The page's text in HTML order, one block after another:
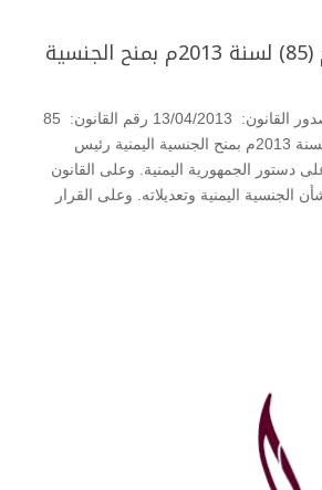
قرار جمهوري رقم (85) لسنة 2013م بمنح الجنسية
التصنيف: أخرى تاريخ صدور القانون: 13/04/2013 رقم القانون: 85
رار جمهوري رقم (85) لسنة 2013م بمنح الجنسية اليمنية رئيس
دستور الجمهورية اليمنية. وعلى القانون
لسنة 1990م بشأن الجنسية اليمنية وتعديلاته. وعلى القرار